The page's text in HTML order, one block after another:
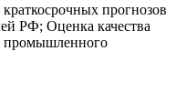
прогнозов
РФ; Оценка качества
промышленного